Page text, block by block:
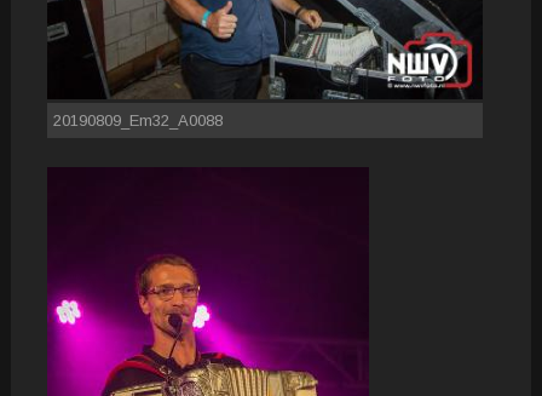
20190809_Em32_A0088